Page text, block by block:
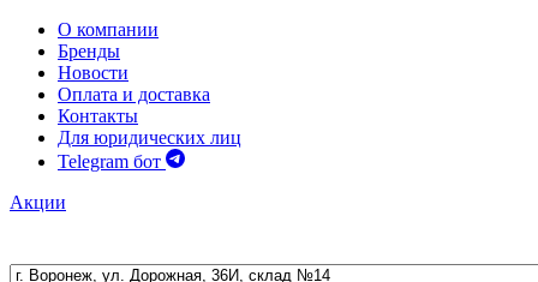
О компании
Бренды
Новости
Оплата и доставка
Контакты
Для юридических лиц
Telegram бот
Акции